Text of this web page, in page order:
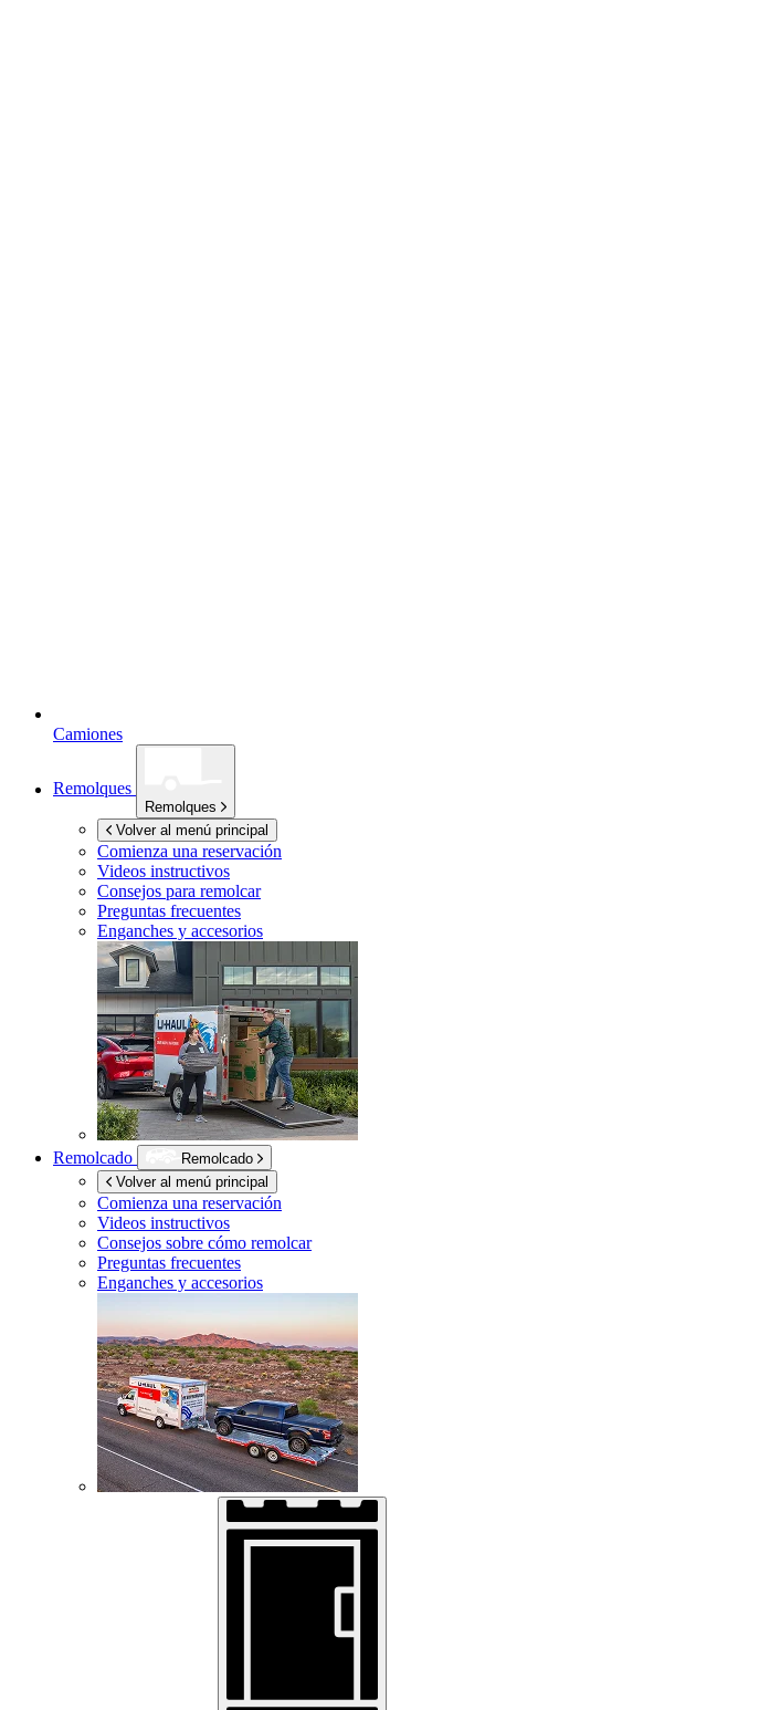
Camiones
Remolques
Remolques
Volver al menú principal
Comienza una reservación
Videos instructivos
Consejos para remolcar
Preguntas frecuentes
Enganches y accesorios
Remolcado
Remolcado
Volver al menú principal
Comienza una reservación
Videos instructivos
Consejos sobre cómo remolcar
Preguntas frecuentes
Enganches y accesorios